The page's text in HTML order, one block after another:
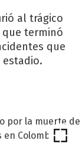
al trágico
que terminó
que